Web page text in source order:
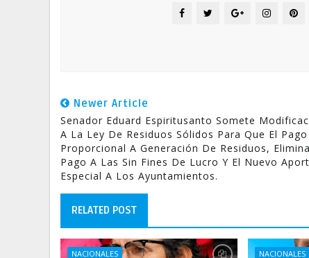
Newer Article
Senador Eduard Espiritusanto Somete
A La Ley De Residuos Sólidos Para Que El Pago
Proporcional A Generación De Residuos,
Pago A Las Sin Fines De Lucro Y El Nuevo
Especial A Los Ayuntamientos.
RELATED POST
NACIONALES NACIONALES